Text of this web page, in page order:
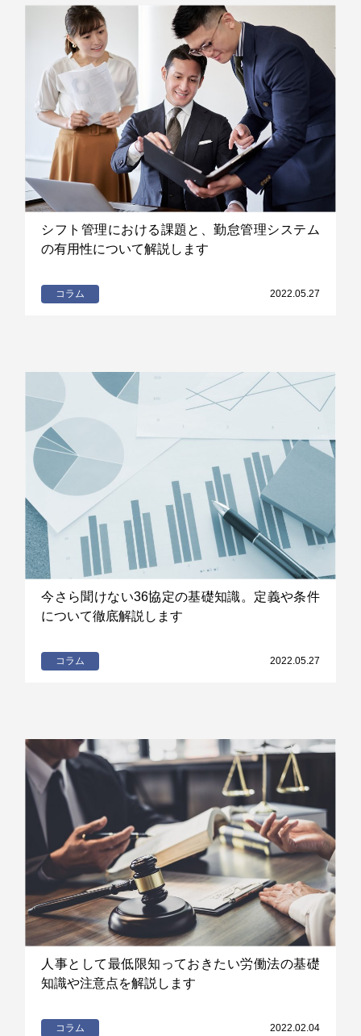
シフト管理における課題と、勤怠管理システム
の有用性について解説します
コラム 2022.05.27
今さら聞けない36協定の基礎知識。定義や条件
について徹底解説します
コラム 2022.05.27
人事として最低限知っておきたい労働法の基礎
知識や注意点を解説します
コラム 2022.02.04